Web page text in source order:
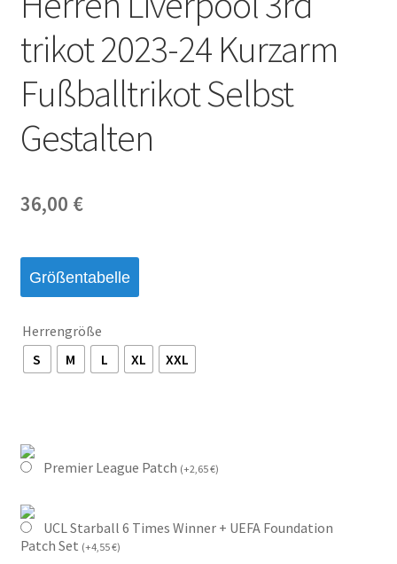
trikot 2023-24 Kurzarm
Fußballtrikot Selbst
Gestalten
36,00 €
Größentabelle
Herrengröße
S
M L XL XXL
Premier League Patch (+2,65€)
UCL Starball 6 Times Winner + UEFA Foundation
Patch Set (+4,55€)